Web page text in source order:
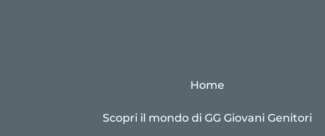
Home
Scopri il mondo di GG Giovani Genitori